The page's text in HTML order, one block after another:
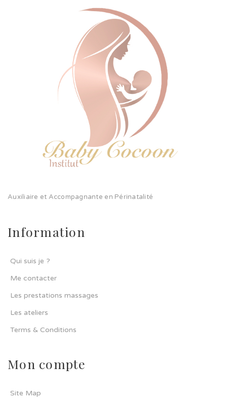
Auxiliaire et Accompagnante en Périnatalité
Information
Qui suis je ?
Me contacter
Les prestations massages
Les ateliers
Terms & Conditions
Mon compte
Site Map